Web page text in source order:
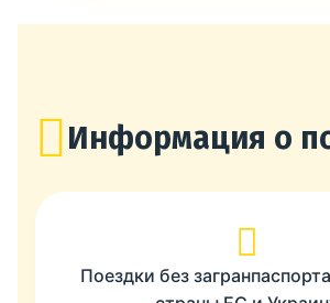
Информация о
Поездки без